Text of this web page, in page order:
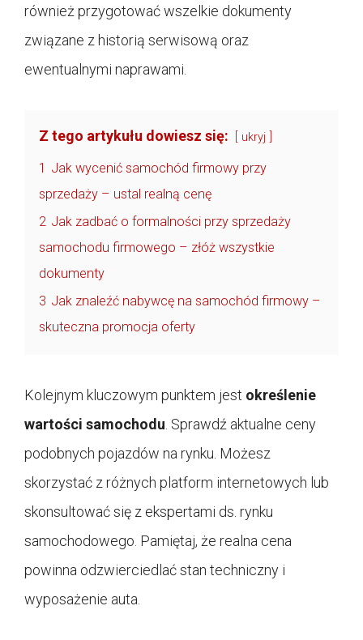
również przygotować wszelkie dokumenty
związane z historią serwisową oraz
ewentualnymi naprawami.
Z tego artykułu dowiesz się: ukryj
1 Jak wycenić samochód firmowy przy
sprzedaży – ustal realną cenę
2 Jak zadbać o formalności przy sprzedaży
samochodu firmowego – złóż wszystkie
dokumenty
3 Jak znaleźć nabywcę na samochód firmowy –
skuteczna promocja oferty
Kolejnym kluczowym punktem jest określenie
wartości samochodu . Sprawdź aktualne ceny
podobnych pojazdów na rynku. Możesz
skorzystać z różnych platform internetowych lub
skonsultować się z ekspertami ds. rynku
samochodowego. Pamiętaj, że realna cena
powinna odzwierciedlać stan techniczny i
wyposażenie auta.